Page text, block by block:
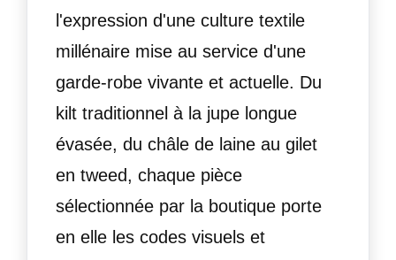
l'expression d'une culture textile
millénaire mise au service d'une
garde-robe vivante et actuelle. Du
kilt traditionnel à la jupe longue
évasée, du châle de laine au gilet
en tweed, chaque pièce
sélectionnée par la boutique porte
en elle les codes visuels et